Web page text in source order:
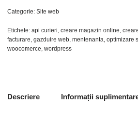
Categorie: Site web
Etichete: api curieri, creare magazin online,
facturare, gazduire web, mentenanta, optimizare
woocomerce, wordpress
Descriere Informații